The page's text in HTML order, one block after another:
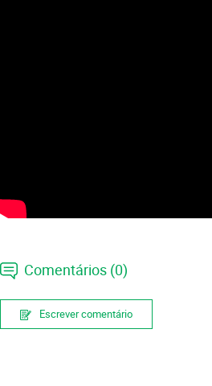
Comentários (0)
Escrever comentário